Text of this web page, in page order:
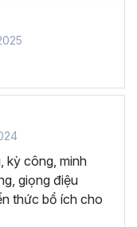
kỳ công, minh
giọng điệu
thức bổ ích cho